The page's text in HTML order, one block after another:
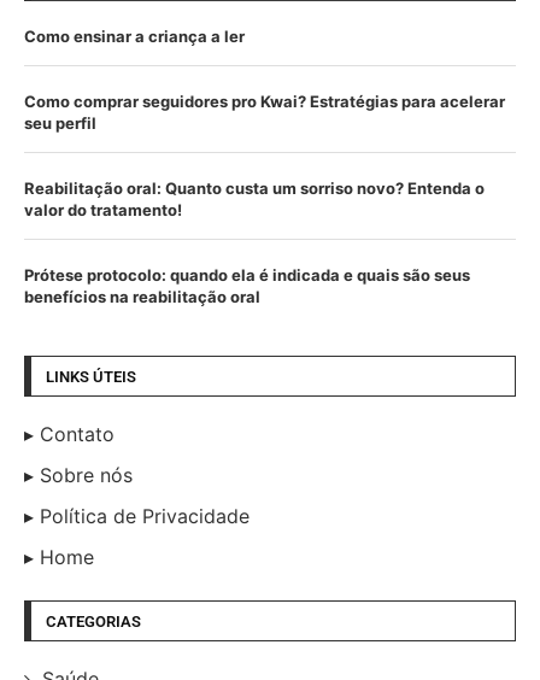
Como ensinar a criança a ler
Como comprar seguidores pro Kwai? Estratégias para acelerar
seu perfil
Reabilitação oral: Quanto custa um sorriso novo? Entenda o
valor do tratamento!
Prótese protocolo: quando ela é indicada e quais são seus
benefícios na reabilitação oral
LINKS ÚTEIS
Contato
Sobre nós
Política de Privacidade
Home
CATEGORIAS